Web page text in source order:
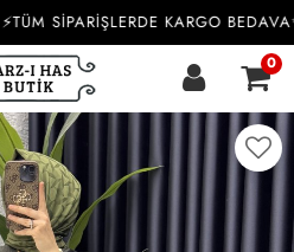
⚡TÜM SİPARİŞLERDE KARGO BEDAVA✨
0